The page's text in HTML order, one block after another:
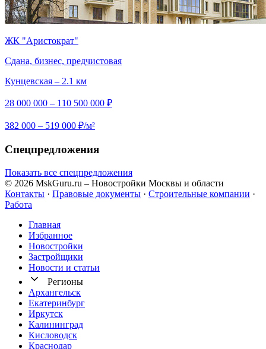
ЖК "Аристократ"
Сдана, бизнес, предчистовая
Кунцевская – 2.1 км
28 000 000 – 110 500 000 ₽
382 000 – 519 000 ₽/м²
Спецпредложения
Показать все спецпредложения
© 2026 MskGuru.ru – Новостройки Москвы и области
Контакты · Правовые документы · Строительные компании ·
Работа
Главная
Избранное
Новостр ойки
Застройщики
Новости и статьи
Регионы
Архангельск
Екатеринбург
Иркутск
Калининград
Кисловодск
Краснодар